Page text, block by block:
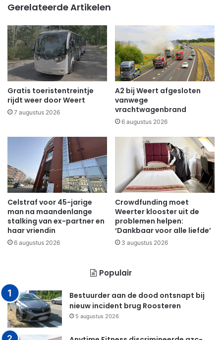
Gerelateerde Artikelen
Gratis toeristentreintje
rijdt weer door Weert
7 augustus 2026
A2 bij Weert afgesloten
vanwege
vrachtwagenbrand
6 augustus 2026
Celstraf voor 45-jarige
man na maandenlange
stalking van ex-partner en
haar vriendin
6 augustus 2026
Crowdfunding moet
Weerter klooster uit de
problemen helpen:
‘Dankbaar voor alle liefde’
3 augustus 2026
Populair
Bestuurder aan de dood ontsnapt bij
nieuw incident brug Roosteren
5 augustus 2026